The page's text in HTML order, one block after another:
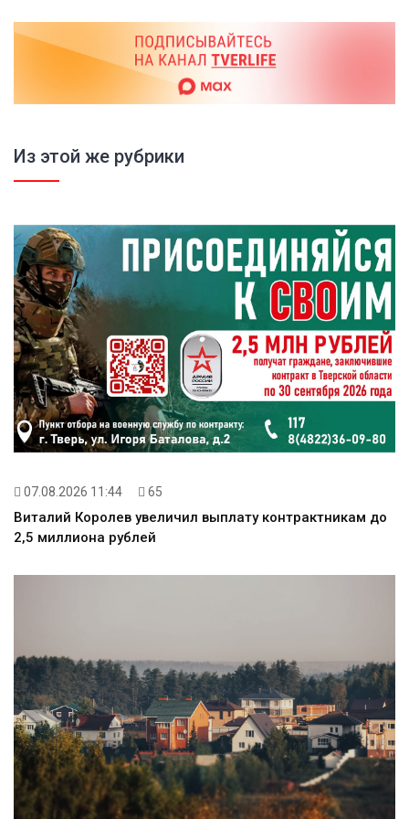
Из этой же рубрики
07.08.2026 11:44 65
Виталий Королев увеличил выплату контрактникам до
2,5 миллиона рублей